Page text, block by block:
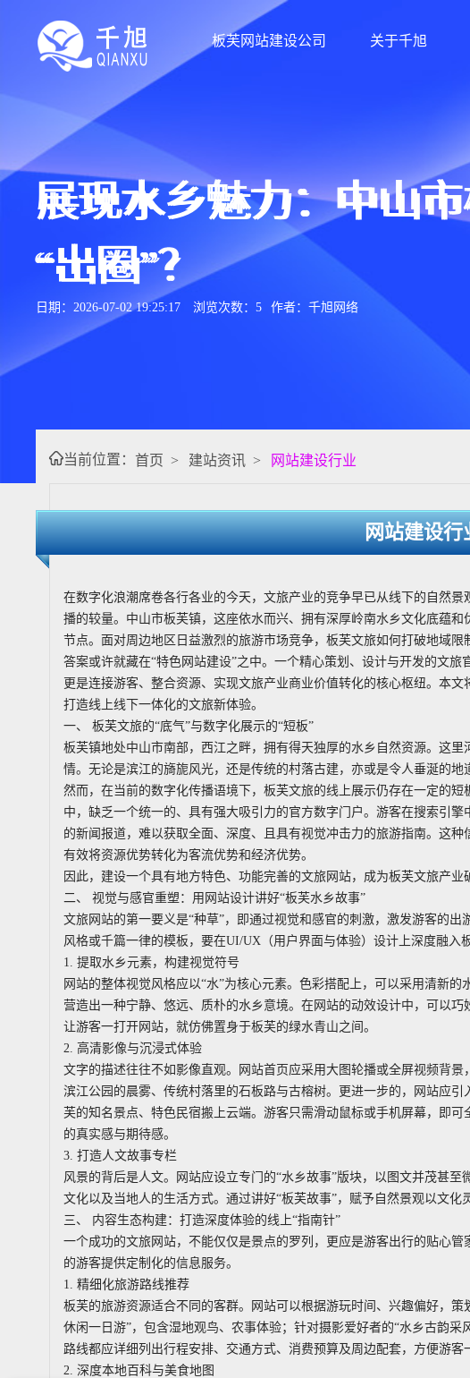
板芙网站建设公司 关于千旭
展现水乡魅力：中山
“出圈”？
日期：2026-07-02 19:25:17 浏览次数：5 作者：千旭网络
当前位置： 首页 > 建站资讯 > 网站建设行业
网站建设行
在数字化浪潮席卷各行各业的今天，文旅产业的竞争早已从线下的自然
播的较量。中山市板芙镇，这座依水而兴、拥有深厚岭南水乡文化底蕴
节点。面对周边地区日益激烈的旅游市场竞争，板芙文旅如何打破地域限
答案或许就藏在“特色网站建设”之中。一个精心策划、设计与开发的文旅
更是连接游客、整合资源、实现文旅产业商业价值转化的核心枢纽。本文
打造线上线下一体化的文旅新体验。
一、 板芙文旅的“底气”与数字化展示的“短板”
板芙镇地处中山市南部，西江之畔，拥有得天独厚的水乡自然资源。这
情。无论是滨江的旖旎风光，还是传统的村落古建，亦或是令人垂涎的地
然而，在当前的数字化传播语境下，板芙文旅的线上展示仍存在一定的
中，缺乏一个统一的、具有强大吸引力的官方数字门户。游客在搜索引
的新闻报道，难以获取全面、深度、且具有视觉冲击力的旅游指南。这
有效将资源优势转化为客流优势和经济优势。
因此，建设一个具有地方特色、功能完善的文旅网站，成为板芙文旅产业
二、 视觉与感官重塑：用网站设计讲好“板芙水乡故事”
文旅网站的第一要义是“种草”，即通过视觉和感官的刺激，激发游客的
风格或千篇一律的模板，要在UI/UX（用户界面与体验）设计上深度融入
1. 提取水乡元素，构建视觉符号
网站的整体视觉风格应以“水”为核心元素。色彩搭配上，可以采用清新的
营造出一种宁静、悠远、质朴的水乡意境。在网站的动效设计中，可以巧
让游客一打开网站，就仿佛置身于板芙的绿水青山之间。
2. 高清影像与沉浸式体验
文字的描述往往不如影像直观。网站首页应采用大图轮播或全屏视频背景
滨江公园的晨雾、传统村落里的石板路与古榕树。更进一步的，网站应
芙的知名景点、特色民宿搬上云端。游客只需滑动鼠标或手机屏幕，即
的真实感与期待感。
3. 打造人文故事专栏
风景的背后是人文。网站应设立专门的“水乡故事”版块，以图文并茂甚
文化以及当地人的生活方式。通过讲好“板芙故事”，赋予自然景观以文化
三、 内容生态构建：打造深度体验的线上“指南针”
一个成功的文旅网站，不能仅仅是景点的罗列，更应是游客出行的贴心
的游客提供定制化的信息服务。
1. 精细化旅游路线推荐
板芙的旅游资源适合不同的客群。网站可以根据游玩时间、兴趣偏好，
休闲一日游”，包含湿地观鸟、农事体验；针对摄影爱好者的“水乡古韵
路线都应详细列出行程安排、交通方式、消费预算及周边配套，方便游客
2. 深度本地百科与美食地图